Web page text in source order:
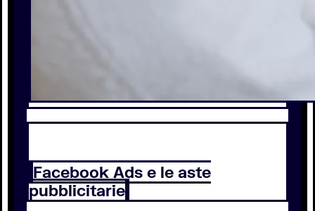
Facebook Ads e le aste
pubblicitarie